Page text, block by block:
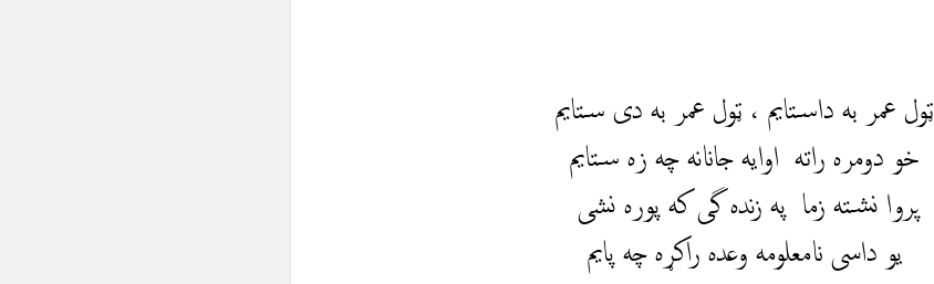
ټول عمر به داستایم ،‌‌ ټول عمر به دی ستایم
خو دومره راته اوایه جانانه چه زه ستایم
پروا نشته زما په زنده گی که پوره نشی
یو داسی نامعلومه وعده راکړه چه پایم